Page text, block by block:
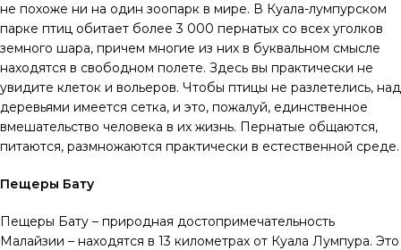
не похоже ни на один зоопарк в мире. В Куала-лумпурском
парке птиц обитает более 3 000 пернатых со всех уголков
земного шара, причем многие из них в буквальном смысле
находятся в свободном полете. Здесь вы практически не
увидите клеток и вольеров. Чтобы птицы не разлетелись, над
деревьями имеется сетка, и это, пожалуй, единственное
вмешательство человека в их жизнь. Пернатые общаются,
питаются, размножаются практически в естественной среде.
Пещеры Бату
Пещеры Бату – природная достопримечательность
Малайзии – находятся в 13 километрах от Куала Лумпура. Это